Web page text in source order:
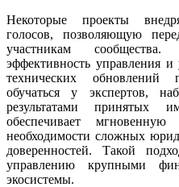
Некоторые проекты
голосов, позволяющую
участникам
эффективность управления и
технических
обучаться у экспертов,
результатами принятых
обеспечивает
необходимости сложных
доверенностей. Такой
управлению крупными
экосистемы.